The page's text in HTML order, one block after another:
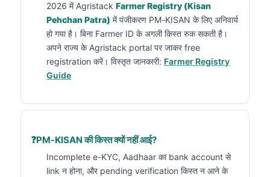
2026 में Agristack Farmer Registry (Kisan
Pehchan Patra) में पंजीकरण PM-KISAN के लिए अनिवार्य
हो गया है। बिना Farmer ID के अगली किस्त रुक सकती है।
अपने राज्य के Agristack portal पर जाकर free
registration करें। विस्तृत जानकारी: Farmer Registry
Guide
PM-KISAN की किस्त क्यों नहीं आई?
Incomplete e-KYC, Aadhaar का bank account से
link न होना, और pending verification किस्त न आने के